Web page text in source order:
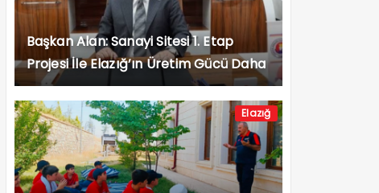
Başkan Alan: Sanayi Sitesi 1. Etap
Projesi İle Elazığ’ın Üretim Gücü Daha
da Artacak”
Elazığ